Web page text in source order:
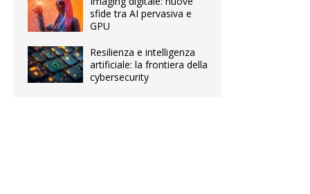
sfide tra AI pervasiva e
GPU
Resilienza e intelligenza
artificiale: la frontiera della
cybersecurity